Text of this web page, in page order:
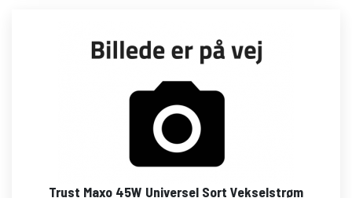
Trust Maxo 45W Universel Sort Vekselstrøm